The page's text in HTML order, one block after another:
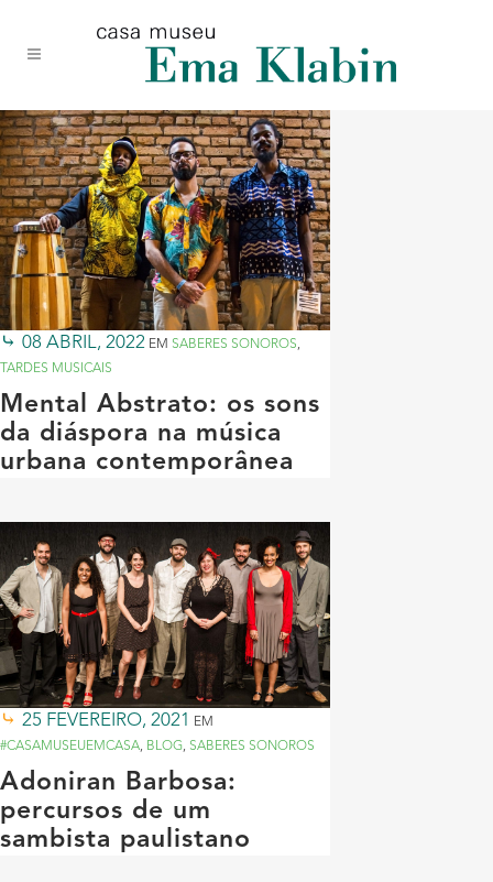
conteúdo
navegação
site
08 ABRIL, 2022 EM SABERES SONOROS,
TARDES MUSICAIS
Mental Abstrato: os sons
da diáspora na música
urbana contemporânea
25 FEVEREIRO, 2021
EM
#CASAMUSEUEMCASA, BLOG, SABERES SONOROS
Adoniran Barbosa:
percursos de um
sambista paulistano